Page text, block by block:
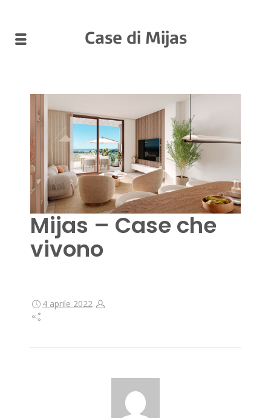
Case di Mijas
Mijas – Case che
vivono
4 aprile 2022